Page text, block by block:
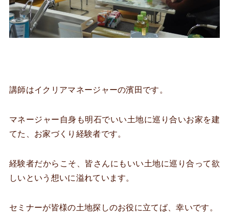
講師はイクリアマネージャーの濱田です。
マネージャー自身も明石でいい土地に巡り合いお家を建
てた、お家づくり経験者です。
経験者だからこそ、皆さんにもいい土地に巡り合って欲
しいという想いに溢れています。
セミナーが皆様の土地探しのお役に立てば、幸いです。